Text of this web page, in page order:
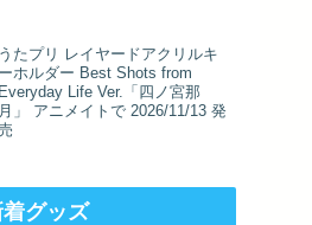
うたプリ レイヤードアクリルキ
ーホルダー Best Shots from
Everyday Life Ver.「四ノ宮那
月」 アニメイトで 2026/11/13 発
グッズ